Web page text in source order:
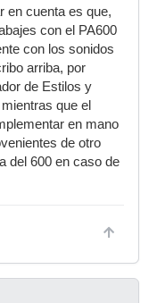
en cuenta es que,
con el PA600
con los sonidos
arriba, por
de Estilos y
que el
en mano
de otro
del 600 en caso de